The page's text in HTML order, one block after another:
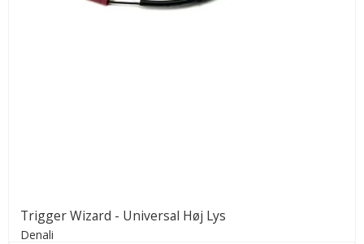
Trigger Wizard - Universal Høj Lys
Denali